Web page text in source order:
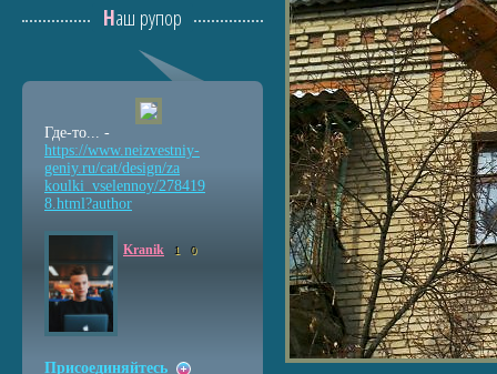
Наш рупор
Где-то... -
https://www.neizvestniy-
geniy.ru/cat/design/za
koulki_vselennoy/278419
8.html?author
Kranik 1 0
Присоединяйтесь